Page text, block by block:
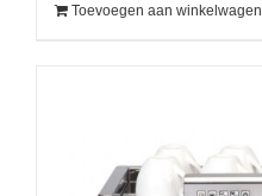
Toevoegen aan winkelwagen